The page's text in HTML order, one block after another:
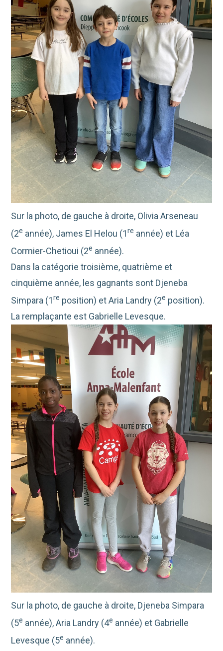
Sur la photo, de gauche à droite, Olivia Arseneau
(2e année), James El Helou (1re année) et Léa
Cormier-Chetioui (2e année).
Dans la catégorie troisième, quatrième et
cinquième année, les gagnants sont Djeneba
Simpara (1re position) et Aria Landry (2e position).
La remplaçante est Gabrielle Levesque.
Sur la photo, de gauche à droite, Djeneba Simpara
(5e année), Aria Landry (4e année) et Gabrielle
Levesque (5e année).